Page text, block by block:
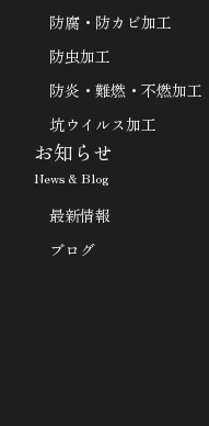
防腐・防カビ加工
防虫加工
防炎・難燃・不燃加工
坑ウイルス加工
お知らせ
News & Blog
最新情報
ブログ